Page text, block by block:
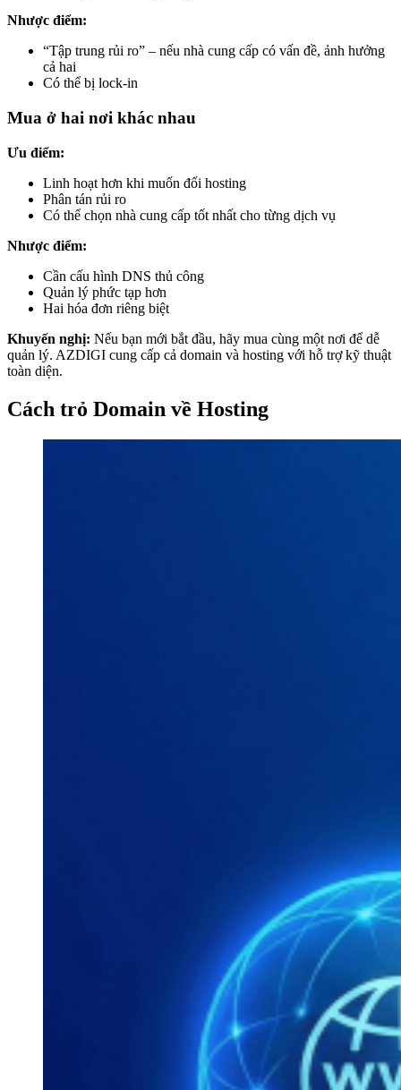
Nhược điểm:
“Tập trung rủi ro” – nếu nhà cung cấp có vấn đề, ảnh hưởng
cả hai
Có thể bị lock-in
Mua ở hai nơi khác nhau
Ưu điểm:
Linh hoạt hơn khi muốn đổi hosting
Phân tán rủi ro
Có thể chọn nhà cung cấp tốt nhất cho từng dịch vụ
Nhược điểm:
Cần cấu hình DNS thủ công
Quản lý phức tạp hơn
Hai hóa đơn riêng biệt
Khuyến nghị: Nếu bạn mới bắt đầu, hãy mua cùng một nơi để dễ
quản lý. AZDIGI cung cấp cả domain và hosting với hỗ trợ kỹ thuật
toàn diện.
Cách trỏ Domain về Hosting